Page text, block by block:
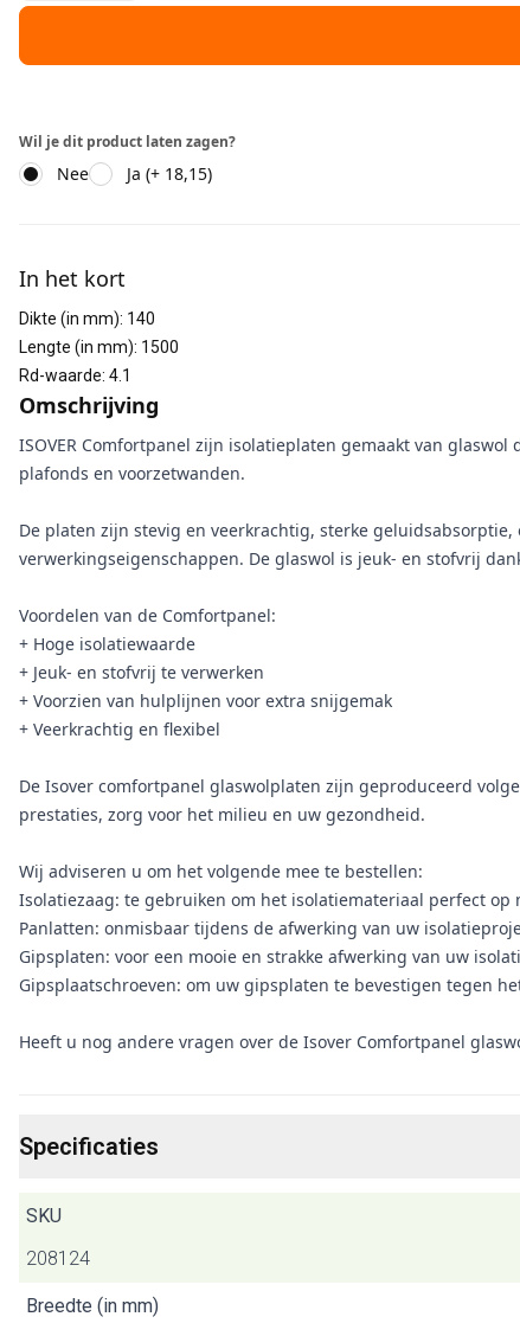
Wil je dit product laten zagen?
Nee Ja (+ 18,15)
In het kort
Dikte (in mm): 140
Lengte (in mm): 1500
Rd-waarde: 4.1
Omschrijving
ISOVER Comfortpanel zijn isolatieplaten gemaakt van
plafonds en voorzetwanden.
De platen zijn stevig en veerkrachtig, sterke
verwerkingseigenschappen. De glaswol is jeuk- en stofvrij
Voordelen van de Comfortpanel:
+ Hoge isolatiewaarde
+ Jeuk- en stofvrij te verwerken
+ Voorzien van hulplijnen voor extra snijgemak
+ Veerkrachtig en flexibel
De Isover comfortpanel glaswolplaten zijn geproduceerd
prestaties, zorg voor het milieu en uw gezondheid.
Wij adviseren u om het volgende mee te bestellen:
Isolatiezaag: te gebruiken om het isolatiemateriaal perfect op
Panlatten: onmisbaar tijdens de afwerking van uw
Gipsplaten: voor een mooie en strakke afwerking van uw
Gipsplaatschroeven: om uw gipsplaten te bevestigen tegen
Heeft u nog andere vragen over de Isover Comfortpanel
Specificaties
SKU
208124
Breedte (in mm)